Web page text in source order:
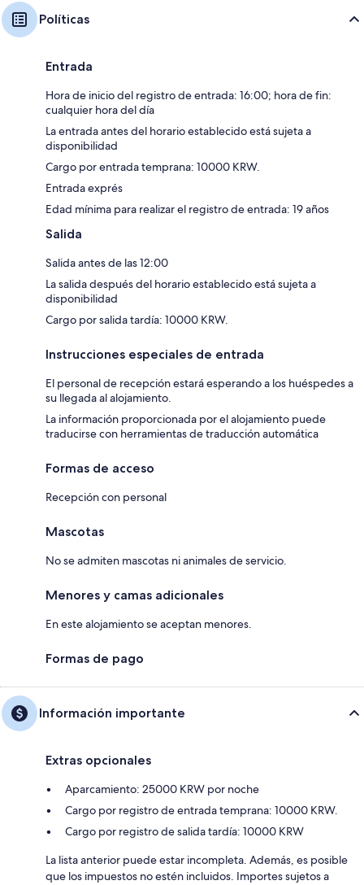
Políticas
Entrada
Hora de inicio del registro de entrada: 16:00; hora de fin:
cualquier hora del día
La entrada antes del horario establecido está sujeta a
disponibilidad
Cargo por entrada temprana: 10000 KRW.
Entrada exprés
Edad mínima para realizar el registro de entrada: 19 años
Salida
Salida antes de las 12:00
La salida después del horario establecido está sujeta a
disponibilidad
Cargo por salida tardía: 10000 KRW.
Instrucciones especiales de entrada
El personal de recepción estará esperando a los huéspedes a
su llegada al alojamiento.
La información proporcionada por el alojamiento puede
traducirse con herramientas de traducción automática
Formas de acceso
Recepción con personal
Mascotas
No se admiten mascotas ni animales de servicio.
Menores y camas adicionales
En este alojamiento se aceptan menores.
Formas de pago
Información importante
Extras opcionales
Aparcamiento: 25000 KRW por noche
Cargo por registro de entrada temprana: 10000 KRW.
Cargo por registro de salida tardía: 10000 KRW
La lista anterior puede estar incompleta. Además, es posible
que los impuestos no estén incluidos. Importes sujetos a